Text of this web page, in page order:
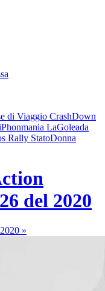
di Viaggio CrashDown
LaGoleada
Rally StatoDonna
del 2020
»